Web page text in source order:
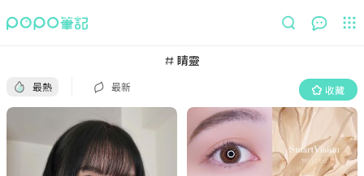
睛靈
最熱 最新 收藏
收藏